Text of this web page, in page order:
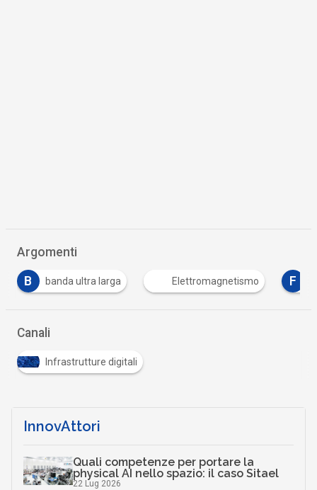
Argomenti
B banda ultra larga Elettromagnetismo F
Canali
Infrastrutture digitali
InnovAttori
Quali competenze per portare la
physical AI nello spazio: il caso Sitael
22 Lug 2026